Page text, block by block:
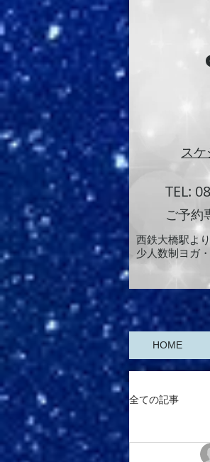
スケ
TEL:
ご予
西鉄大橋駅よ
少人数制ヨガ
HOME
全ての記事